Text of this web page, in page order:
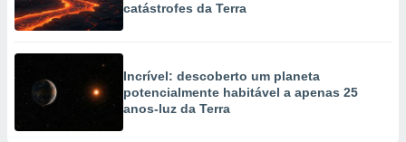
catástrofes da Terra
Incrível: descoberto um planeta
potencialmente habitável a apenas 25
anos-luz da Terra